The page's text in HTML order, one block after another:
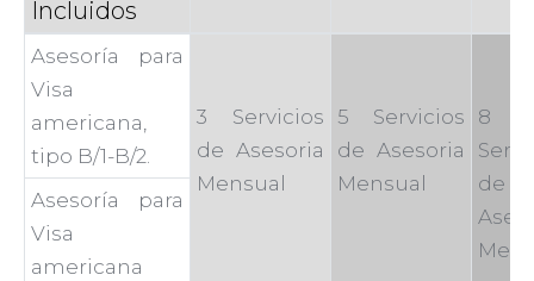
Incluidos
Asesoría para
Visa
americana,
tipo B/1-B/2.
3 Servicios
de Asesoria
Mensual
5 Servicios
de Asesoria
Mensual
8
de
Asesoría para
Visa
americana